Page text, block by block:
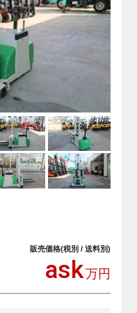
販売価格(税別 / 送料別)
ask万円